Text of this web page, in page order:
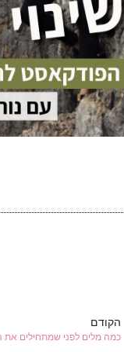
הקודם
כמה מלים לפני שמתחילים את